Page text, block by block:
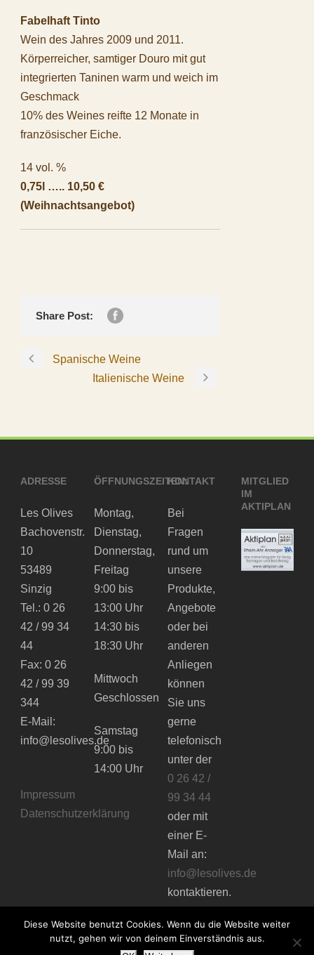
Fabelhaft Tinto
Wein des Jahres 2009 und 2011.
Körperreicher, samtiger Douro mit gut
integrierten Taninen warm und weich im
Geschmack
10% des Weines reifte 12 Monate in
französischer Eiche.
14 vol. %
0,75l ….. 10,50 €
(Weihnachtsangebot)
Share Post:
Spanische Weine
Italienische Weine
ADRESSE
Les Olives
Bachovenstr.
10
53489
Sinzig
Tel.: 0 26
42 / 99 34
44
Fax: 0 26
42 / 99 39
344
E-Mail:
info@lesolives.de
Impressum
Datenschutzerklärung
ÖFFNUNGSZEITEN:
Montag,
Dienstag,
Donnerstag,
Freitag
9:00 bis
13:00 Uhr
14:30 bis
18:30 Uhr
Mittwoch
Geschlossen
Samstag
9:00 bis
14:00 Uhr
KONTAKT
Bei
Fragen
rund um
unsere
Produkte,
Angebote
oder bei
anderen
Anliegen
können
Sie uns
gerne
telefonisch
unter der
0 26 42 /
99 34 44
oder mit
einer E-
Mail an:
info@lesolives.de
kontaktieren.
MITGLIED
IM
AKTIPLAN
Diese Website benutzt Cookies. Wenn du die Website weiter
nutzt, gehen wir von deinem Einverständnis aus.